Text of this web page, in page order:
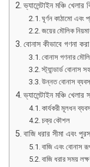
ভ্যালেন্টাইন মঞ্চি খেলার
ঘূর্ণন কাঠামো এবং
জয়ের মৌলিক
বোনাস কীভাবে গণনা
বোনাস গণনার
স্ট্যান্ডার্ড বোনাস
উন্নত বোনাস
ভ্যালেন্টাইন মঞ্চি
কার্যকরী মূলধন
চক্র কৌশল
বাজি ধরার সীমা এবং
বাজি এবং বোনাস
বাজি ধরার সময়